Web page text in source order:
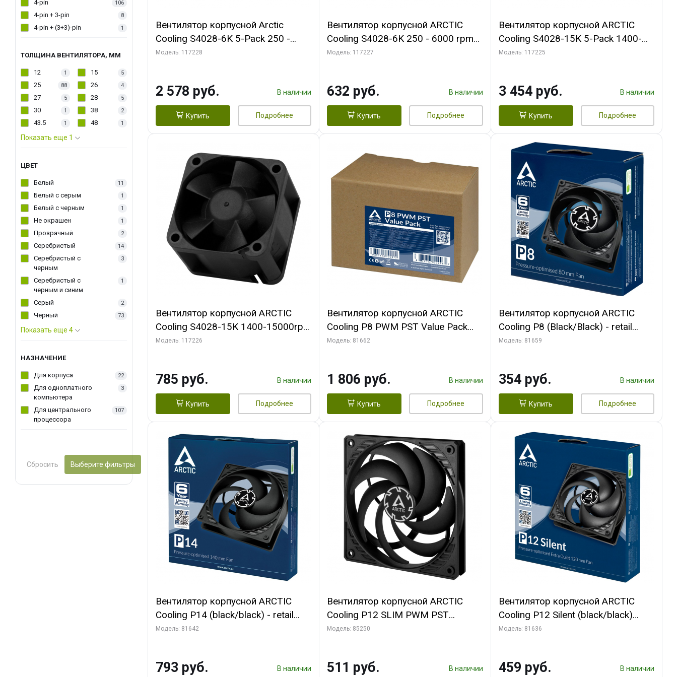
4-pin 106
4-pin + 3-pin 8
4-pin + (3+3)-pin 1
ТОЛЩИНА ВЕНТИЛЯТОРА, ММ
12 1 15 5
25 88 26 4
27 5 28 5
30 1 38 2
43.5 1 48 1
Показать еще 1
ЦВЕТ
Белый 11
Белый с серым 1
Белый с черным 1
Не окрашен 1
Прозрачный 2
Серебристый 14
Серебристый с
черным
3
Серебристый с
черным и синим
1
Серый 2
Черный 73
Показать еще 4
НАЗНАЧЕНИЕ
Для корпуса 22
Для одноплатного
компьютера
3
Для центрального
процессора
107
Сбросить Выберите фильтры
Вентилятор корпусной Arctic
Cooling S4028-6K 5-Pack 250 -
6000 rpm Dual Ball Bearing 4-Pin
Модель: 117228
2 578 руб. В наличии
Купить Подробнее
Вентилятор корпусной ARCTIC
Cooling S4028-6K 250 - 6000 rpm
Dual Ball Bearing 4-Pin Fan-
Модель: 117227
632 руб. В наличии
Купить Подробнее
Вентилятор корпусной ARCTIC
Cooling S4028-15K 5-Pack 1400-
15000rpm rpm Dual Ball Bearing 4-
Модель: 117225
3 454 руб. В наличии
Купить Подробнее
Вентилятор корпусной ARCTIC
Cooling S4028-15K 1400-15000rpm
Dual Ball Bearing 4-Pin Fan-
Модель: 117226
785 руб. В наличии
Купить Подробнее
Вентилятор корпусной ARCTIC
Cooling P8 PWM PST Value Pack
(Black/Black) - retail
Модель: 81662
1 806 руб. В наличии
Купить Подробнее
Вентилятор корпусной ARCTIC
Cooling P8 (Black/Black) - retail
(ACFAN00147A) (701990)
Модель: 81659
354 руб. В наличии
Купить Подробнее
Вентилятор корпусной ARCTIC
Cooling P14 (black/black) - retail
(ACFAN00123A) (701549) {56}
Модель: 81642
793 руб. В наличии
Вентилятор корпусной ARCTIC
Cooling P12 SLIM PWM PST
(ACFAN00187A) (703130)
Модель: 85250
511 руб. В наличии
Вентилятор корпусной ARCTIC
Cooling P12 Silent (black/black)
(ACFAN00130A)
Модель: 81636
459 руб. В наличии